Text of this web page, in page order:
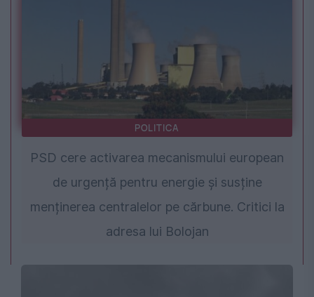
POLITICA
PSD cere activarea mecanismului european
de urgență pentru energie și susține
menținerea centralelor pe cărbune. Critici la
adresa lui Bolojan